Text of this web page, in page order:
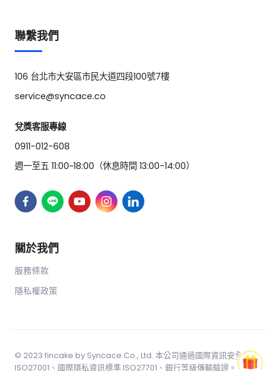
聯繫我們
106 台北市大安區市民大道四段100號7樓
service@syncace.co
兌獎客服專線
0911-012-608
週一至五 11:00~18:00（休息時間 13:00-14:00）
關於我們
服務條款
隱私權政策
© 2023 fincake by Syncace.Co., Ltd. 本公司通過國際資訊安全標準
ISO27001、國際隱私資訊標準 ISO27701、銀行等級傳輸驗證。 本網